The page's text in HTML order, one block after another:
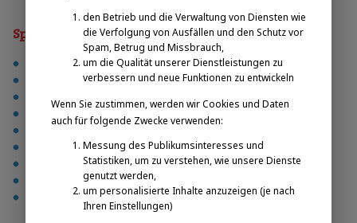
Sporty
tischtennis
leichtathletik
boccia
skilanglauf
kegeln und bowling
gemischt
den Betrieb und die Verwaltung von Diensten wie
die Verfolgung von Ausfällen und den Schutz vor
Spam, Betrug und Missbrauch,
um die Qualität unserer Dienstleistungen zu
verbessern und neue Funktionen zu entwickeln
Wenn Sie zustimmen, werden wir Cookies und Daten
auch für folgende Zwecke verwenden:
Messung des Publikumsinteresses und
Statistiken, um zu verstehen, wie unsere Dienste
genutzt werden,
um personalisierte Inhalte anzuzeigen (je nach
Ihren Einstellungen)